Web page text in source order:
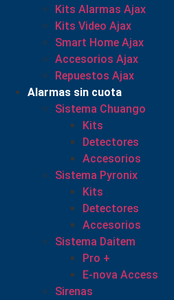
Kits Alarmas Ajax
Kits Video Ajax
Smart Home Ajax
Accesorios Ajax
Repuestos Ajax
Alarmas sin cuota
Sistema Chuango
Kits
Detectores
Accesorios
Sistema Pyronix
Kits
Detectores
Accesorios
Sistema Daitem
Pro +
E-nova Access
Sirenas